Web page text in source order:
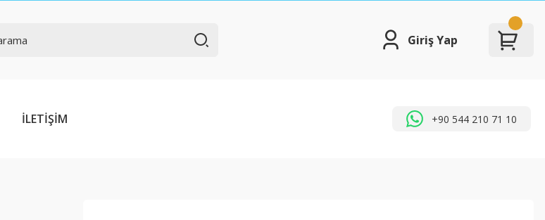
Giriş Yap
İLETİŞİM +90 544 210 71 10